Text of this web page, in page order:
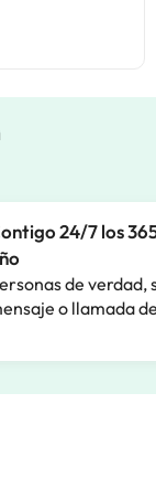
24/7 los
de verdad,
o llamada